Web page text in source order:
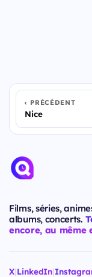
PRÉCÉDENT
Nice
Films, séries,
albums, concerts.
encore, au même
X|LinkedIn|